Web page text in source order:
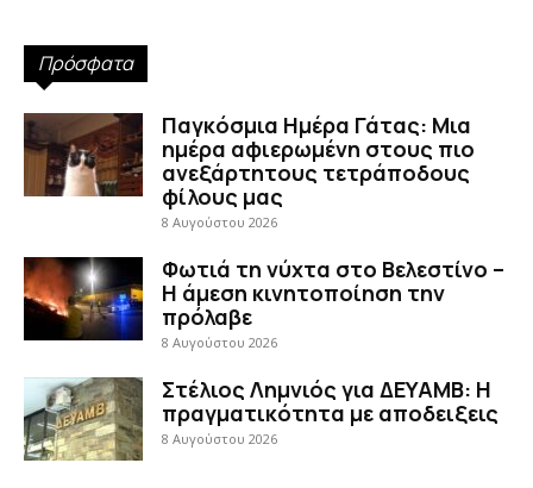
Πρόσφατα
Παγκόσμια Ημέρα Γάτας: Μια
ημέρα αφιερωμένη στους πιο
ανεξάρτητους τετράποδους
φίλους μας
8 Αυγούστου 2026
Φωτιά τη νύχτα στο Βελεστίνο –
Η άμεση κινητοποίηση την
πρόλαβε
8 Αυγούστου 2026
Στέλιος Λημνιός για ΔΕΥΑΜΒ: Η
πραγματικότητα με αποδειξεις
8 Αυγούστου 2026